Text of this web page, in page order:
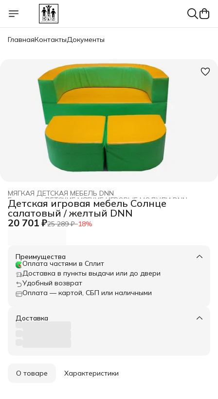
ГлавнаяКонтактыДокументы
МЯГКАЯ ДЕТСКАЯ МЕБЕЛЬ DNN
ДЕТСКИЕ МЯГКИЕ ИГРОВЫЕ МОДУЛИ DNN
Главная ›
Детская игровая мебель Солнце
салатовый / желтый DNN
20 701 ₽25 289 ₽−18%
Преимущества
Оплата частями в Сплит
Доставка в пункты выдачи или до двери
Удобный возврат
Оплата — картой, СБП или наличными
Доставка
О товаре Характеристики